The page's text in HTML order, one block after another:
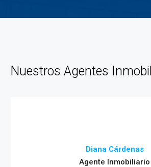
Nuestros Agentes
Diana Cárdenas
Agente Inmobiliario